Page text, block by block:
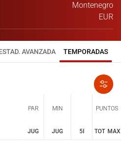
Montenegro
EUR
AVANZADA TEMPORADAS
PAR MIN
5I
PUNTOS
JUG JUG TOT MAX